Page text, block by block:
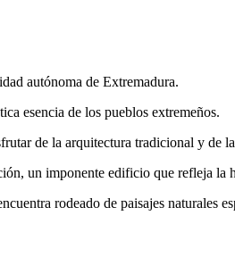
autónoma de Extremadura.
esencia de los pueblos extremeños.
de la arquitectura tradicional y de
un imponente edificio que refleja la
rodeado de paisajes naturales